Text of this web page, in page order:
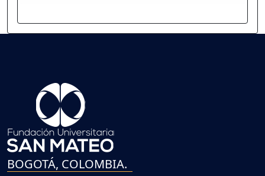
BOGOTÁ, COLOMBIA.